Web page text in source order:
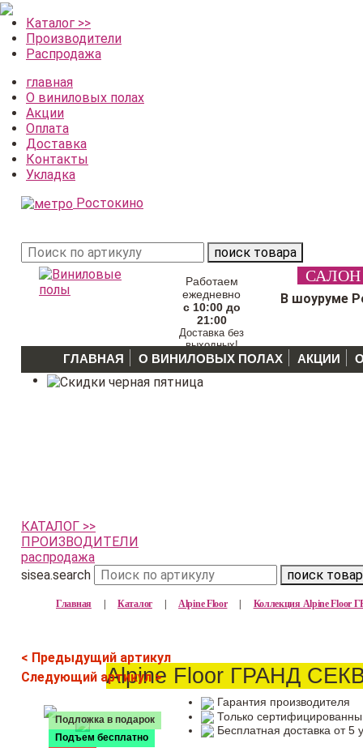
Каталог >>
Производители
Распродажа
главная
О виниловых полах
Акции
Оплата
Доставка
Контакты
Укладка
Ростокино
поиск товара
Работаем
ежедневно
с 10:00 до
21:00
Доставка без
выходных!
В шоуруме
ГЛАВНАЯ О ВИНИЛОВЫХ ПОЛАХ АКЦИИ
КАТАЛОГ >>
ПРОИЗВОДИТЕЛИ
распродажа
sisea.search
поиск
Главная Каталог Alpine Floor Коллекция Alpine
< Предыдущий артикул
Следующий артикул >Alpine Floor ГРАНД
Подложка в подарок
Подъем бесплатно
Гарантия производителя
Только
Бесплатная доставка от 5